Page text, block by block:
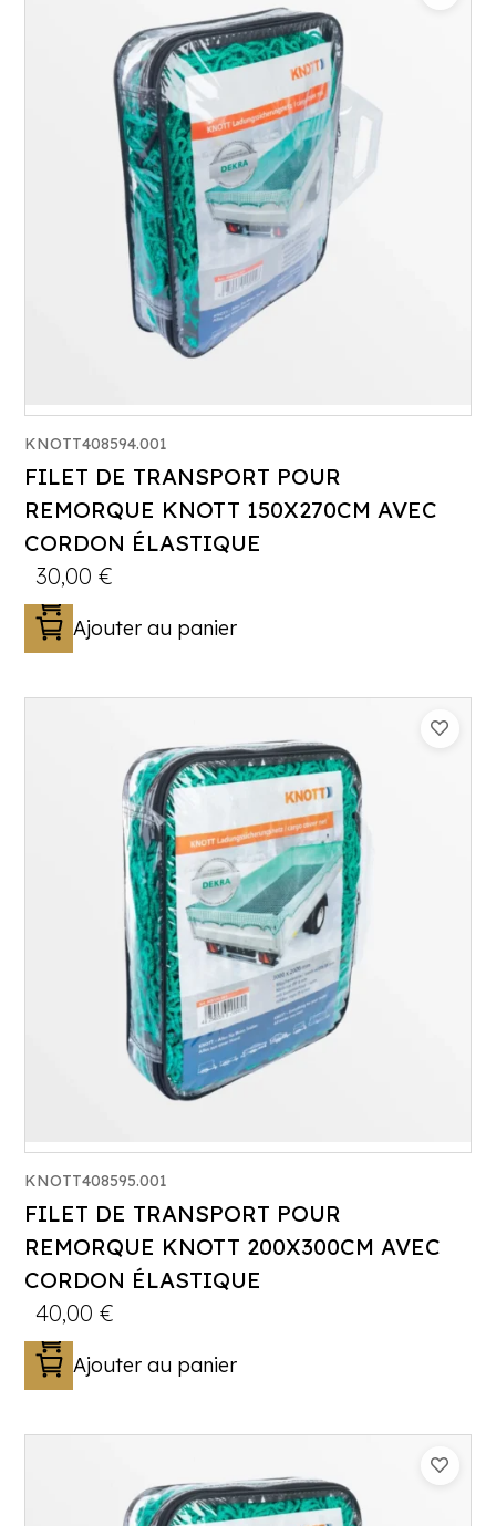
KNOTT408594.001
FILET DE TRANSPORT POUR
REMORQUE KNOTT 150X270CM AVEC
CORDON ÉLASTIQUE
30,00€
Ajouter au panier
KNOTT408595.001
FILET DE TRANSPORT POUR
REMORQUE KNOTT 200X300CM AVEC
CORDON ÉLASTIQUE
40,00€
Ajouter au panier